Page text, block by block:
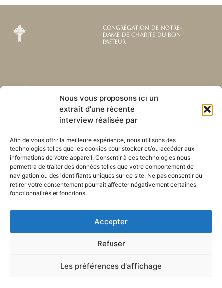
Nous vous proposons ici un
extrait d'une récente
interview réalisée par
Afin de vous offrir la meilleure expérience, nous utilisons des
technologies telles que les cookies pour stocker et/ou accéder aux
informations de votre appareil. Consentir à ces technologies nous
permettra de traiter des données telles que votre comportement de
navigation ou des identifiants uniques sur ce site. Ne pas consentir ou
retirer votre consentement pourrait affecter négativement certaines
fonctionnalités et fonctions.
Accepter
Refuser
Les préférences d'affichage
CONGRÉGATION DE NOTRE-
DAME DE CHARITÉ DU BON
PASTEUR
Abonnez-vous à notre
newsletter mensuelle
Recevez les dernières nouvelles
nos ministères à travers le monde.
S'ABONNER
Liens utiles
Envoyez-nous votre
Plan du site
POLITIQUE DE CONFIDENTIALITÉ